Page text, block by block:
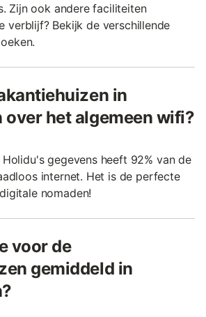
Zijn ook andere faciliteiten
verblijf? Bekijk de verschillende
in
over het algemeen wifi?
Holidu's gegevens heeft 92% van de
internet. Het is de perfecte
nomaden!
voor de
gemiddeld in